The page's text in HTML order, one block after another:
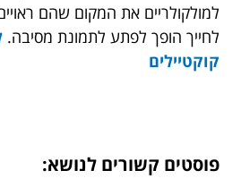
למולקולריים את המקום שהם
לחייך הופך לפתע לתמונת מסיבה.
קוקטיילים
פוסטים קשורים לנושא: